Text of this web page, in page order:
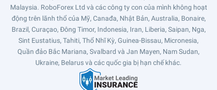
Malaysia. RoboForex Ltd và các công ty con của mình không hoạt
động trên lãnh thổ của Mỹ, Canađa, Nhật Bản, Australia, Bonaire,
Brazil, Curaçao, Đông Timor, Indonesia, Iran, Liberia, Saipan, Nga,
Sint Eustatius, Tahiti, Thổ Nhĩ Kỳ, Guinea-Bissau, Micronesia,
Quần đảo Bắc Mariana, Svalbard và Jan Mayen, Nam Sudan,
Ukraine, Belarus và các quốc gia bị hạn chế khác.